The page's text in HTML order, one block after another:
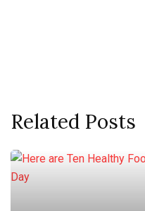
Related Posts